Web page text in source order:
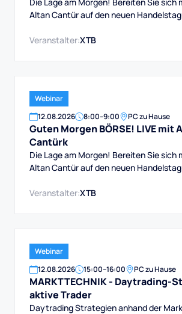
Altan Cantür auf den neuen Handelstag
Veranstalter:XTB
Webinar
12.08.2026 8:00–9:00 PC zu Hause
Guten Morgen BÖRSE! LIVE mit
Cantürk
Die Lage am Morgen! Bereiten Sie sich
Altan Cantür auf den neuen Handelstag
Veranstalter:XTB
Webinar
12.08.2026 15:00–16:00 PC zu Hause
MARKTTECHNIK - Daytrading-
aktive Trader
Daytrading Strategien anhand der